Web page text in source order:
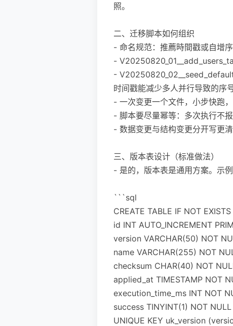
照。
二、迁移脚本如何组织
- 命名规范：推薦時間戳或自增序
-
-
时间戳能减少多人并行导致的序号
- 一次变更一个文件，小步快跑
- 脚本要尽量幂等：多次执行不
- 数据变更与结构变更分开写更
三、版本表设计（标准做法）
- 是的，版本表是通用方案。示例
```sql
CREATE TABLE IF NOT
id INT AUTO_INCREMENT
version VARCHAR(50) NOT
name VARCHAR(255) NOT
checksum CHAR(40) NOT
applied_at TIMESTAMP NOT
execution_time_ms INT NOT
success TINYINT(1) NOT NULL
UNIQUE KEY uk_version